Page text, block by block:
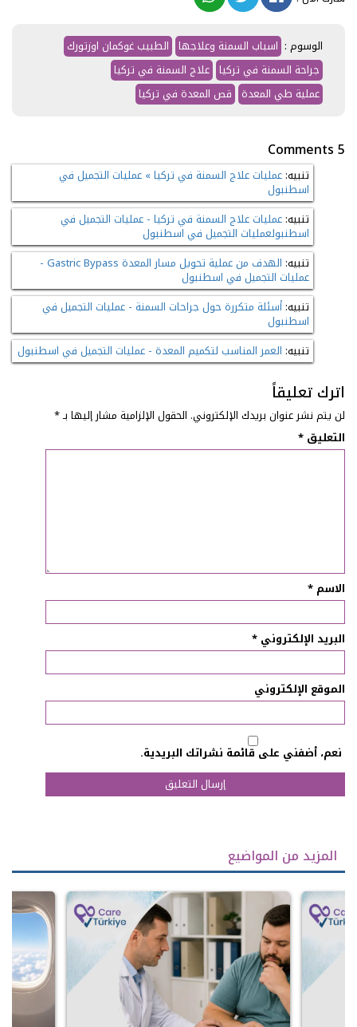
الوسوم : اسباب السمنة وعلاجها الطبيب غوكمان اوزتورك
جراحة السمنة في تركيا علاج السمنة في تركيا
عملية طي المعدة قص المعدة في تركيا
5 Comments
تنبيه:عمليات علاج السمنة في تركيا » عمليات التجميل في
اسطنبول
تنبيه:عمليات علاج السمنة في تركيا - عمليات التجميل في
اسطنبولعمليات التجميل في اسطنبول
تنبيه:
الهدف من عملية تحويل مسار المعدة Gastric Bypass -
عمليات التجميل في اسطنبول
تنبيه:أسئلة متكررة حول جراحات السمنة - عمليات التجميل في
اسطنبول
تنبيه: العمر المناسب لتكميم المعدة - عمليات التجميل في اسطنبول
اترك تعليقاً
لن يتم نشر عنوان بريدك الإلكتروني. الحقول الإلزامية مشار إليها بـ*
التعليق *
الاسم *
البريد الإلكتروني *
الموقع الإلكتروني
نعم، أضفني على قائمة نشراتك البريدية.
المزيد من المواضيع